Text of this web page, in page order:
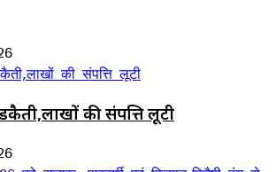
की संपत्ति लूटी